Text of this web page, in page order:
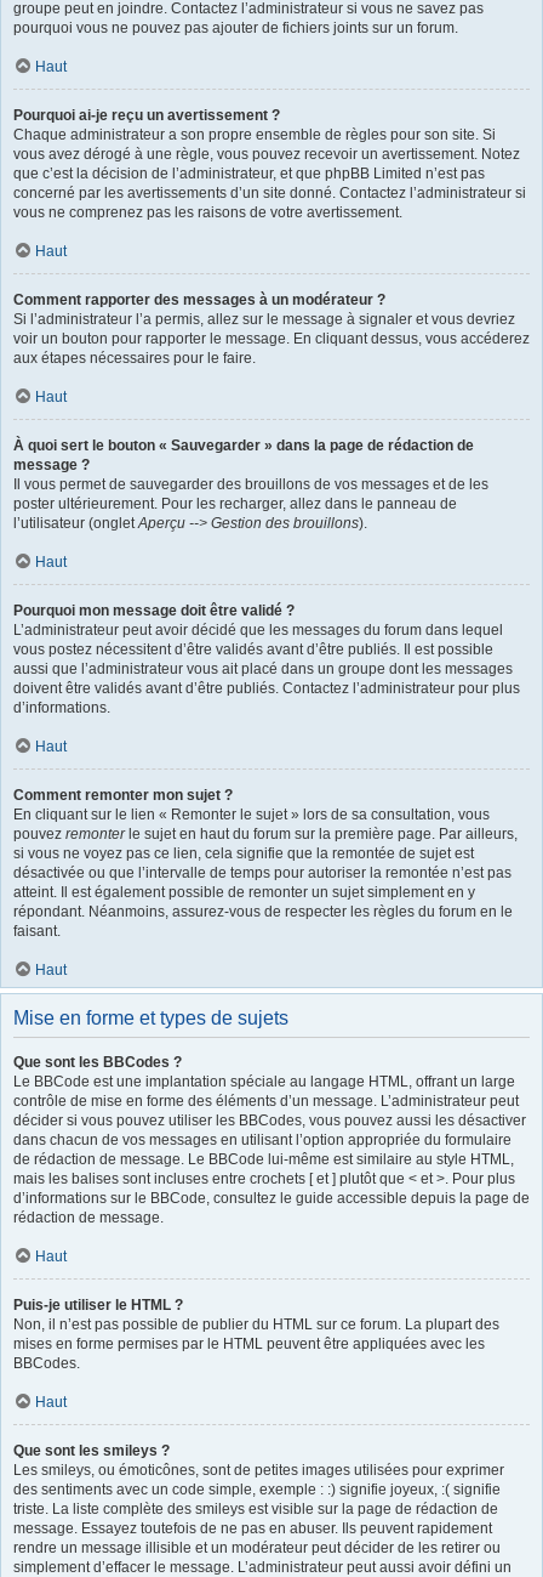
groupe peut en joindre. Contactez l’administrateur si vous ne savez pas
pourquoi vous ne pouvez pas ajouter de fichiers joints sur un forum.
Haut
Pourquoi ai-je reçu un avertissement ?
Chaque administrateur a son propre ensemble de règles pour son site. Si
vous avez dérogé à une règle, vous pouvez recevoir un avertissement. Notez
que c’est la décision de l’administrateur, et que phpBB Limited n’est pas
concerné par les avertissements d’un site donné. Contactez l’administrateur si
vous ne comprenez pas les raisons de votre avertissement.
Haut
Comment rapporter des messages à un modérateur ?
Si l’administrateur l’a permis, allez sur le message à signaler et vous devriez
voir un bouton pour rapporter le message. En cliquant dessus, vous accéderez
aux étapes nécessaires pour le faire.
Haut
À quoi sert le bouton « Sauvegarder » dans la page de rédaction de
message ?
Il vous permet de sauvegarder des brouillons de vos messages et de les
poster ultérieurement. Pour les recharger, allez dans le panneau de
l’utilisateur (ongletAperçu --> Gestion des brouillons).
Haut
Pourquoi mon message doit être validé ?
L’administrateur peut avoir décidé que les messages du forum dans lequel
vous postez nécessitent d’être validés avant d’être publiés. Il est possible
aussi que l’administrateur vous ait placé dans un groupe dont les messages
doivent être validés avant d’être publiés. Contactez l’administrateur pour plus
d’informations.
Haut
Comment remonter mon sujet ?
En cliquant sur le lien « Remonter le sujet » lors de sa consultation, vous
pouvez remonterle sujet en haut du forum sur la première page. Par ailleurs,
si vous ne voyez pas ce lien, cela signifie que la remontée de sujet est
désactivée ou que l’intervalle de temps pour autoriser la remontée n’est pas
atteint. Il est également possible de remonter un sujet simplement en y
répondant. Néanmoins, assurez-vous de respecter les règles du forum en le
faisant.
Haut
Mise en forme et types de sujets
Que sont les BBCodes ?
Le BBCode est une implantation spéciale au langage HTML, offrant un large
contrôle de mise en forme des éléments d’un message. L’administrateur peut
décider si vous pouvez utiliser les BBCodes, vous pouvez aussi les désactiver
dans chacun de vos messages en utilisant l’option appropriée du formulaire
de rédaction de message. Le BBCode lui-même est similaire au style HTML,
mais les balises sont incluses entre crochets [ et ] plutôt que < et >. Pour plus
d’informations sur le BBCode, consultez le guide accessible depuis la page de
rédaction de message.
Haut
Puis-je utiliser le HTML ?
Non, il n’est pas possible de publier du HTML sur ce forum. La plupart des
mises en forme permises par le HTML peuvent être appliquées avec les
BBCodes.
Haut
Que sont les smileys ?
Les smileys, ou émoticônes, sont de petites images utilisées pour exprimer
des sentiments avec un code simple, exemple : :) signifie joyeux, :( signifie
triste. La liste complète des smileys est visible sur la page de rédaction de
message. Essayez toutefois de ne pas en abuser. Ils peuvent rapidement
rendre un message illisible et un modérateur peut décider de les retirer ou
simplement d’effacer le message. L’administrateur peut aussi avoir défini un